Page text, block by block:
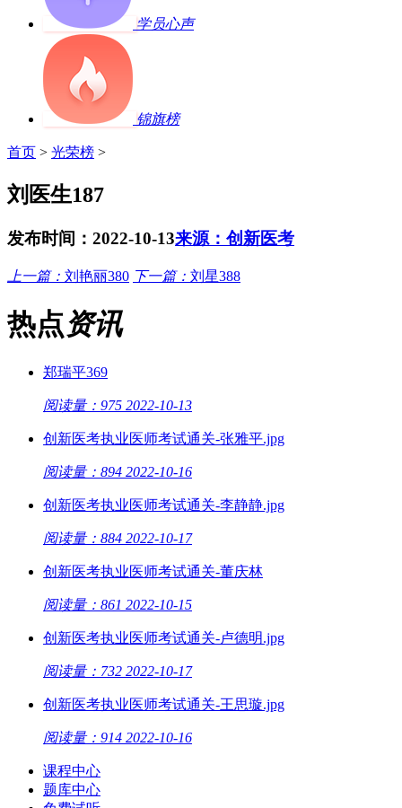
学员心声
锦旗榜
首页 > 光荣榜 >
刘医生187
发布时间：2022-10-13来源：创新医考
上一篇： 刘艳丽380 下一篇： 刘星388
热点资讯
郑瑞平369
阅读量：975 2022-10-13
创新医考执业医师考试通关-张雅平.jpg
阅读量：894 2022-10-16
创新医考执业医师考试通关-李静静.jpg
阅读量：884 2022-10-17
创新医考执业医师考试通关-董庆林
阅读量：861 2022-10-15
创新医考执业医师考试通关-卢德明.jpg
阅读量：732 2022-10-17
创新医考执业医师考试通关-王思璇.jpg
阅读量：914 2022-10-16
课程中心
题库中心